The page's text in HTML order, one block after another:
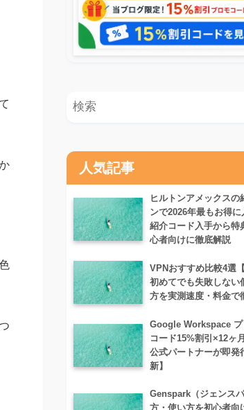
人気記事
ヒルトンアメックスの
ンで2026年最もお得に
紹介コード入手から特
心者向けに徹底解説
VPNおすすめ比較4選
初めてでも失敗しない
方を実測速度・料金で
Google Workspace プ
コード15%割引×12ヶ
公式パートナーが即発
新】
Genspark（ジェンス
方・使い方を初心者向